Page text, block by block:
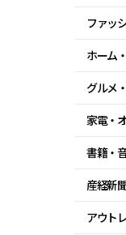
ファッ
ホーム・
グルメ・
家電・
書籍・
産経新
アウト